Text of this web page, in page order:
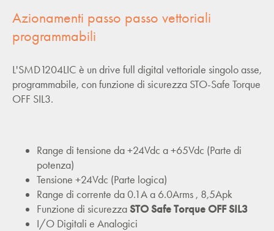
Azionamenti passo passo vettoriali
programmabili
L'SMD1204LIC è un drive full digital vettoriale singolo asse,
programmabile, con funzione di sicurezza STO-Safe Torque
OFF SIL3.
Range di tensione da +24Vdc a +65Vdc (Parte di
potenza)
Tensione +24Vdc (Parte logica)
Range di corrente da 0.1A a 6.0Arms , 8,5Apk
Funzione di sicurezzaSTO Safe Torque OFF SIL3
I/O Digitali e Analogici